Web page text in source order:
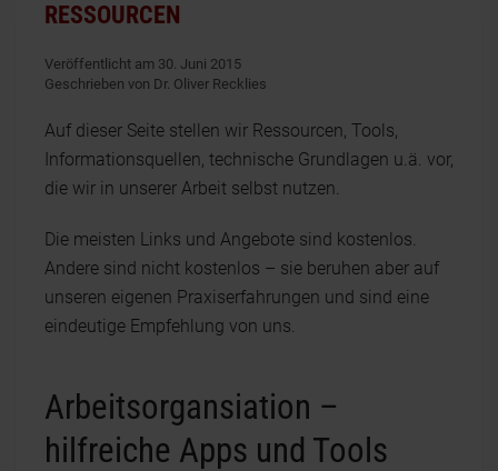
RESSOURCEN
Veröffentlicht am 30. Juni 2015
Geschrieben von Dr. Oliver Recklies
Auf dieser Seite stellen wir Ressourcen, Tools,
Informationsquellen, technische Grundlagen u.ä. vor,
die wir in unserer Arbeit selbst nutzen.
Die meisten Links und Angebote sind kostenlos.
Andere sind nicht kostenlos – sie beruhen aber auf
unseren eigenen Praxiserfahrungen und sind eine
eindeutige Empfehlung von uns.
Arbeitsorgansiation –
hilfreiche Apps und Tools